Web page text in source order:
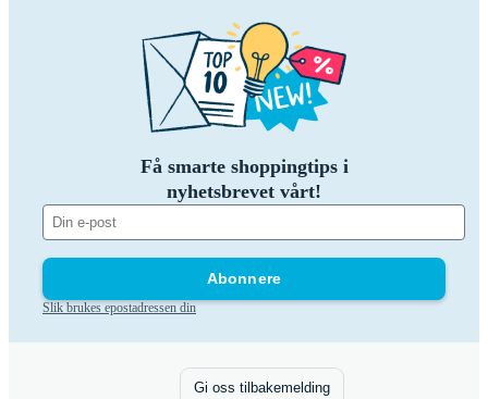
Få smarte shoppingtips i
nyhetsbrevet vårt!
Abonnere
Slik brukes epostadressen din
Gi oss tilbakemelding